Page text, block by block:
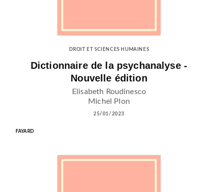
DROIT ET SCIENCES HUMAINES
Dictionnaire de la psychanalyse -
Nouvelle édition
Elisabeth Roudinesco
Michel Plon
25/01/2023
FAYARD